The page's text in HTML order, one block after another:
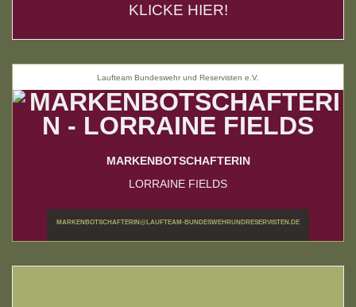
KLICKE HIER!
Laufteam Bundeswehr und Reservisten e.V.
MARKENBOTSCHAFTERIN
LORRAINE FIELDS
MARKENBOTSCHAFTERIN@LAUFTEAM-BUNDESWEHRUNDRESERVISTEN.DE